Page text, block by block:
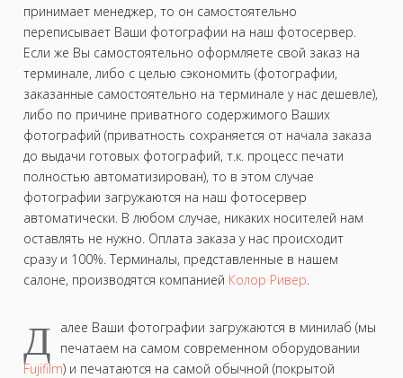
принимает менеджер, то он самостоятельно
переписывает Ваши фотографии на наш фотосервер.
Если же Вы самостоятельно оформляете свой заказ на
терминале, либо с целью сэкономить (фотографии,
заказанные самостоятельно на терминале у нас дешевле),
либо по причине приватного содержимого Ваших
фотографий (приватность сохраняется от начала заказа
до выдачи готовых фотографий, т.к. процесс печати
полностью автоматизирован), то в этом случае
фотографии загружаются на наш фотосервер
автоматически. В любом случае, никаких носителей нам
оставлять не нужно. Оплата заказа у нас происходит
сразу и 100%. Терминалы, представленные в нашем
салоне, производятся компанией Колор Ривер.
Д
алее Ваши фотографии загружаются в минилаб (мы
печатаем на самом современном оборудовании
Fujifilm) и печатаются на самой обычной (покрытой